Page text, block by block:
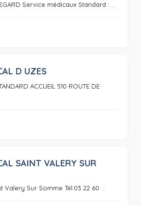
Service médicaux Standard : ...
D UZES
ACCUEIL 510 ROUTE DE
SAINT VALERY SUR
Sur Somme Tél:03 22 60 ...